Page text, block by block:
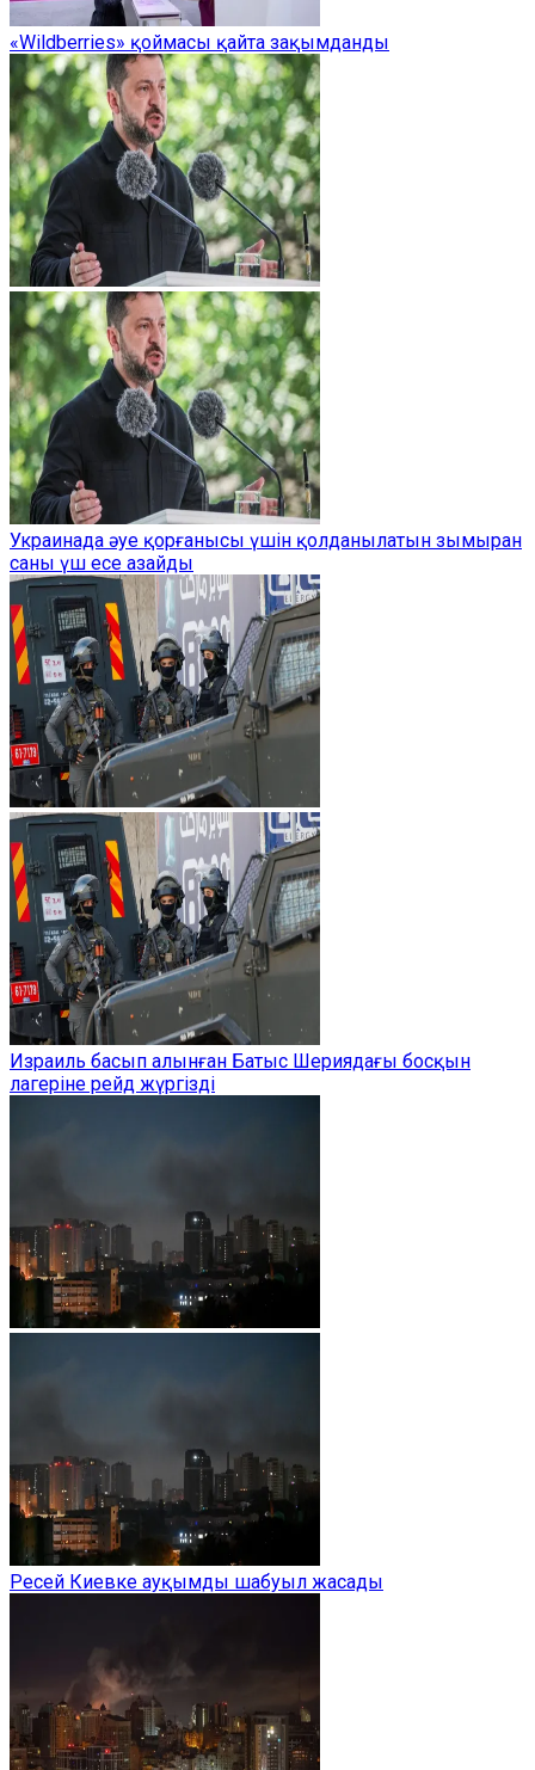
«Wildberries» қоймасы қайта зақымданды
Украинада әуе қорғанысы үшін қолданылатын зымыран
саны үш есе азайды
Израиль басып алынған Батыс Шериядағы босқын
лагеріне рейд жүргізді
Ресей Киевке ауқымды шабуыл жасады